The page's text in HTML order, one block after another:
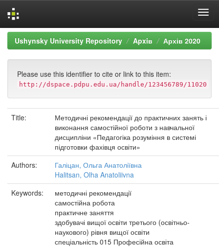
Skip
navigation
Ushynsky University Repository Apxiв Архів 2020
Please use this identifier to cite or link to this item:
http://dspace.pdpu.edu.ua/handle/123456789/11020
Title:
Методичні рекомендації до практичних занять і
виконання самостійної роботи з навчальної
дисципліни «Педагогіка розуміння в системі
підготовки фахівця освіти»
Authors:
Галіцан, Ольга Анатоліївна
Halitsan, Olha Anatoliivna
Keywords:
методичні рекомендації
самостійна робота
практичне заняття
здобувачі вищої освіти третього (освітньо-
наукового) рівня вищої освіти
спеціальність 015 Професійна освіта